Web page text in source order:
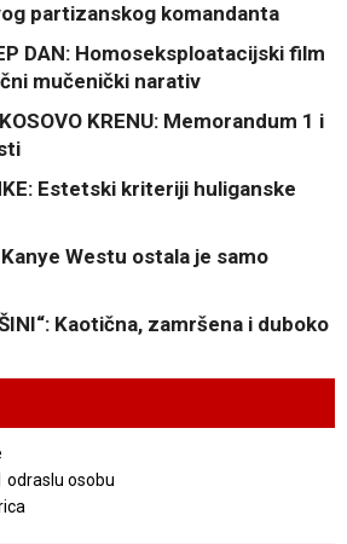
partizanskog komandanta
DAN: Homoseksploatacijski film
mučenički narativ
KRENU: Memorandum 1 i
Estetski kriteriji huliganske
Kanye Westu ostala je samo
Kaotična, zamršena i duboko
odraslu osobu